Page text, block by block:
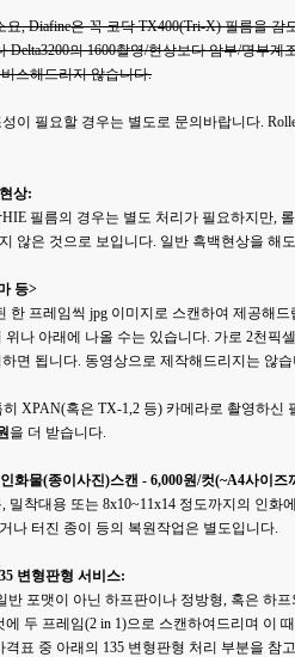
요, Diafine은 꼭 코닥 TX400(Tri-X) 필름을
Delta3200의 1600촬영/현상보다 암부/명부
스해드리지 않습니다.
이 필요할 경우는 별도로 문의바랍니다.
상:
필름의 경우는 별도 처리가 필요하지만,
않은 것으로 보입니다. 일반 흑백현상을 해
등>
한 프레임씩 jpg 이미지로 스캔하여 제공해
위나 아래에 나올 수는 있습니다. 가로 2천픽
면 됩니다. 동영상으로 제작해드리지는 않
히 XPAN(혹은 TX-1,2 등) 카메라로 촬영하
을 더 받습니다.
화물(종이사진)스캔 - 6,000원/컷(~A4사이즈
밀착대용 또는 8x10~11x14 정도까지의 인
나 터진 종이 등의 복원작업은 별도입니다.
변형판형 서비스:
반 포맷이 아닌 하프판이나 정방형, 혹은 하
에 두 프레임(2 in 1)으로 스캔하여드리며 이
격표 중 아래의 135 변형판형 처리 부분을 참